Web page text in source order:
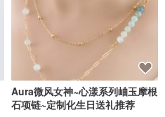
Aura微风女神~心漾系列岫玉摩根
石项链~定制化生日送礼推荐